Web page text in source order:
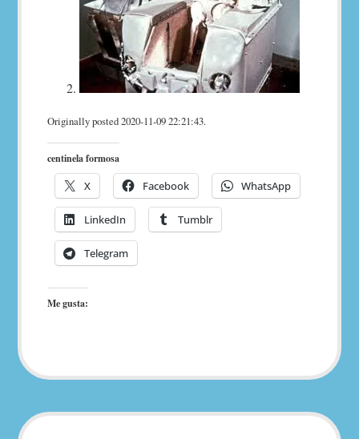
Originally posted 2020-11-09 22:21:43.
centinela formosa
X Facebook WhatsApp
LinkedIn Tumblr
Telegram
Me gusta: